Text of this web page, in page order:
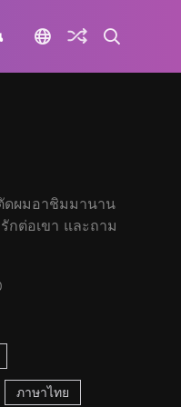
ดผมอาชิมมานาน
กต่อเขา และถาม
ภาษาไทย